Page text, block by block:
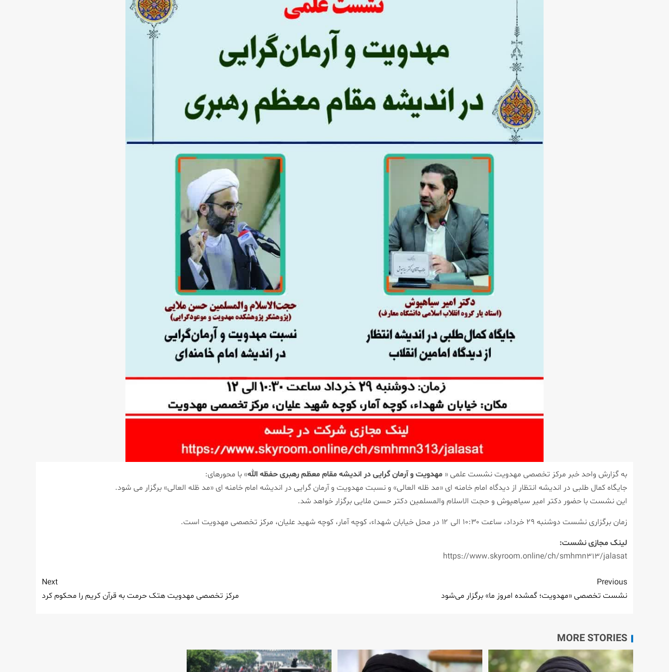
به گزارش واحد خبر مرکز تخصصی مهدویت نشست علمی « مهدویت و آرمان گرایی در اندیشه مقام معظم رهبری حفظه الله» با محورهای:
جایگاه کمال طلبی در اندیشه انتظار از دیدگاه امام خامنه ای «مد ظله العالی» و نسبت مهدویت و آرمان گرایی در اندیشه امام خامنه ای «مد ظله العالی» برگزار می شود.
این نشست با حضور دکتر امیر سیاهپوش و حجت الاسلام والمسلمین دکتر حسن ملایی برگزار خواهد شد.
زمان برگزاری نشست دوشنبه ۲۹ خرداد، ساعت ۱۰:۳۰ الی ۱۲ در محل خیابان شهداء، کوچه آمار، کوچه شهید علیان، مرکز تخصصی مهدویت است.
لینک مجازی نشست:
https://www.skyroom.online/ch/smhmn313/jalasat
Previous
نشست تخصصی «مهدویت؛ گمشده امروز ما» برگزار می‌شود
Next
مرکز تخصصی مهدویت هتک حرمت به قرآن کریم را محکوم کرد
MORE STORIES